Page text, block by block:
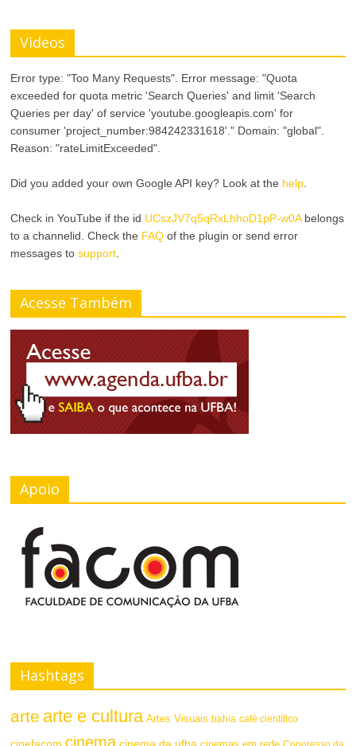
Videos
Error type: "Too Many Requests". Error message: "Quota
exceeded for quota metric 'Search Queries' and limit 'Search
Queries per day' of service 'youtube.googleapis.com' for
consumer 'project_number:984242331618'." Domain: "global".
Reason: "rateLimitExceeded".
Did you added your own Google API key? Look at the help.
Check in YouTube if the id UCszJV7q5qRxLhhoD1pP-w0Abelongs
to a channelid. Check the FAQ of the plugin or send error
messages tosupport.
Acesse Também
Apoio
Hashtags
arte arte e cultura Artes Visuais bahia café científico
cinema